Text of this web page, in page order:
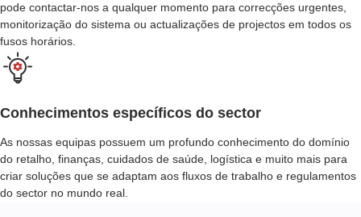
pode contactar-nos a qualquer momento para correcções urgentes,
monitorização do sistema ou actualizações de projectos em todos os
fusos horários.
Conhecimentos específicos do sector
As nossas equipas possuem um profundo conhecimento do domínio
do retalho, finanças, cuidados de saúde, logística e muito mais para
criar soluções que se adaptam aos fluxos de trabalho e regulamentos
do sector no mundo real.